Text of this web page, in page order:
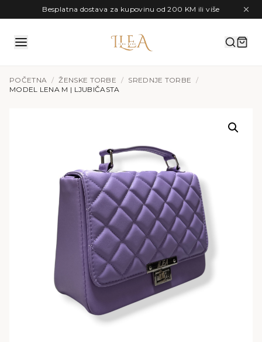
Preskoči na sadržajBesplatna dostava za kupovinu od 200 KM ili više
POČETNA / ŽENSKE TORBE / SREDNJE TORBE
/
MODEL LENA M | LJUBIČASTA